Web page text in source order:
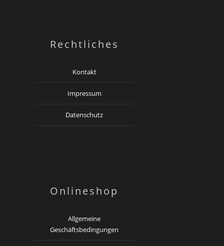
Rechtliches
Kontakt
Impressum
Datenschutz
Onlineshop
Allgemeine
Geschäftsbedingungen